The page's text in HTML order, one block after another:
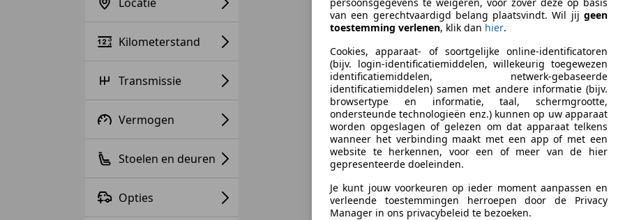
Kilometerstand
Transmissie
Vermogen
Stoelen en deuren
Opties
van een gerechtvaardigd belang plaatsvindt. Wil jij geen
toestemming verlenen, klik dan hier.
Cookies, apparaat- of soortgelijke online-identificatoren
(bijv. login-identificatiemiddelen, willekeurig toegewezen
identificatiemiddelen, netwerk-gebaseerde
identificatiemiddelen) samen met andere informatie (bijv.
browsertype en informatie, taal, schermgrootte,
ondersteunde technologieën enz.) kunnen op uw apparaat
worden opgeslagen of gelezen om dat apparaat telkens
wanneer het verbinding maakt met een app of met een
website te herkennen, voor een of meer van de hier
gepresenteerde doeleinden.
Je kunt jouw voorkeuren op ieder moment aanpassen en
verleende toestemmingen herroepen door de Privacy
Manager in ons privacybeleid te bezoeken.